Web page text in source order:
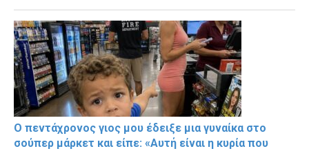
Ο πεντάχρονος γιος μου έδειξε μια γυναίκα στο
σούπερ μάρκετ και είπε: «Αυτή είναι η κυρία που